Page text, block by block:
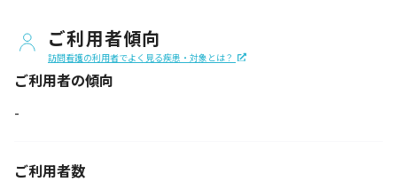
ご利用者傾向
訪問看護の利用者でよく見る疾患・対象とは？
ご利用者の傾向
-
ご利用者数